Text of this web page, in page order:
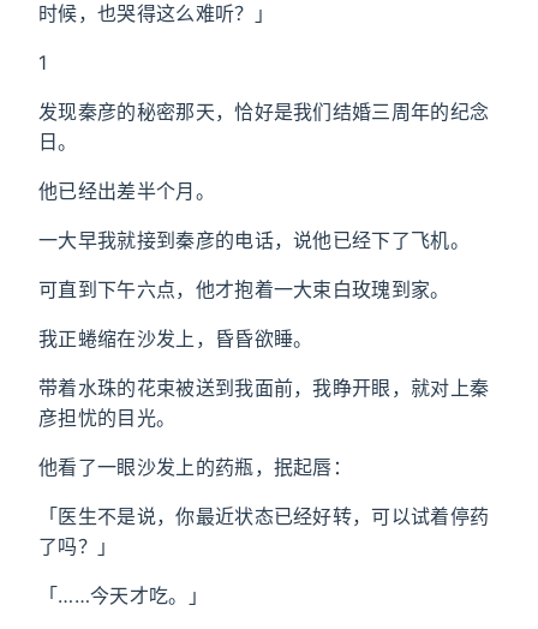
时候，也哭得这么难听？」
1
发现秦彦的秘密那天，恰好是我们结婚三周年的纪念
日。
他已经出差半个月。
一大早我就接到秦彦的电话，说他已经下了飞机。
可直到下午六点，他才抱着一大束白玫瑰到家。
我正蜷缩在沙发上，昏昏欲睡。
带着水珠的花束被送到我面前，我睁开眼，就对上秦
彦担忧的目光。
他看了一眼沙发上的药瓶，抿起唇：
「医生不是说，你最近状态已经好转，可以试着停药
了吗？」
「……今天才吃。」